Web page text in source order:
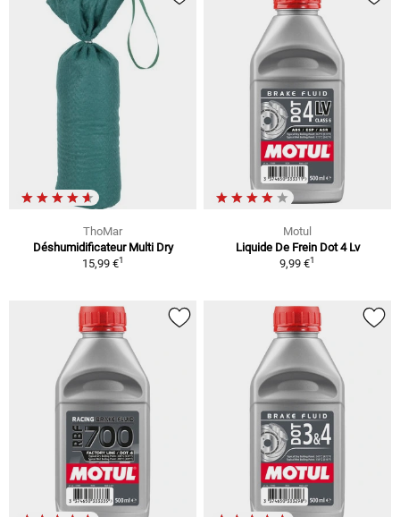
ThoMar
Déshumidificateur Multi Dry
15,99 €1
Motul
Liquide De Frein Dot 4 Lv
9,99 €1